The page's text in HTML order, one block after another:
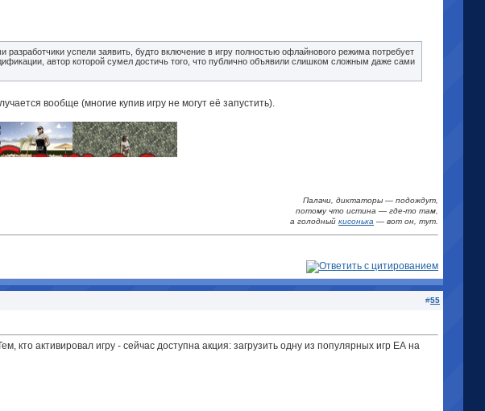
успели заявить, будто включение в игру полностью офлайнового режима потребует
автор которой сумел достичь того, что публично объявили слишком сложным даже сами
вообще (многие купив игру не могут её запустить).
Палачи, диктаторы — подождут,
потому что истина — где-то там,
а голодный кисонька — вот он, тут.
#55
активировал игру - сейчас доступна акция: загрузить одну из популярных игр ЕА на